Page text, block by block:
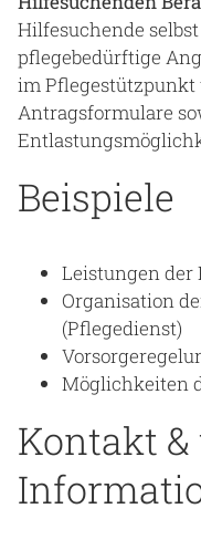
Autor:in werden
Über uns
Hilfesuchende
pflegebedürftige
im
Antragsformulare
Beispiele
Leistungen der
Organisation
(Pflegedienst)
Möglichkeiten
Kontakt